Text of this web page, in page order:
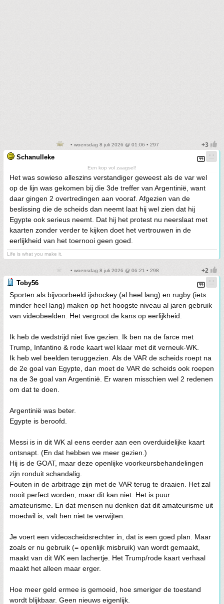
• woensdag 8 juli 2026 @ 01:06 • 297
Schanulleke
Een kop vol zaagsel!
Het was sowieso alleszins verstandiger geweest als de var wel
op de lijn was gekomen bij die 3de treffer van Argentinië, want
daar gingen 2 overtredingen aan vooraf. Afgezien van de
beslissing die de scheids dan neemt laat hij wel zien dat hij
Egypte ook serieus neemt. Dat hij het protest nu neerslaat met
kaarten zonder verder te kijken doet het vertrouwen in de
eerlijkheid van het toernooi geen goed.
Life is what you make it.
• woensdag 8 juli 2026 @ 06:21 • 298
Toby56
Sporten als bijvoorbeeld ijshockey (al heel lang) en rugby (iets
minder heel lang) maken op het hoogste niveau al jaren gebruik
van videobeelden. Het vergroot de kans op eerlijkheid.
Ik heb de wedstrijd niet live gezien. Ik ben na de farce met
Trump, Infantino & rode kaart wel klaar met dit verneuk-WK.
Ik heb wel beelden teruggezien. Als de VAR de scheids roept na
de 2e goal van Egypte, dan moet de VAR de scheids ook roepen
na de 3e goal van Argentinië. Er waren misschien wel 2 redenen
om dat te doen.
Argentinië was beter.
Egypte is beroofd.
Messi is in dit WK al eens eerder aan een overduidelijke kaart
ontsnapt. (En dat hebben we meer gezien.)
Hij is de GOAT, maar deze openlijke voorkeursbehandelingen
zijn ronduit schandalig.
Fouten in de arbitrage zijn met de VAR terug te draaien. Het zal
nooit perfect worden, maar dit kan niet. Het is puur
amateurisme. En dat mensen nu denken dat dit amateurisme uit
moedwil is, valt hen niet te verwijten.
Je voert een videoscheidsrechter in, dat is een goed plan. Maar
zoals er nu gebruik (= openlijk misbruik) van wordt gemaakt,
maakt van dit WK een lachertje. Het Trump/rode kaart verhaal
maakt het alleen maar erger.
Hoe meer geld ermee is gemoeid, hoe smeriger de toestand
wordt blijkbaar. Geen nieuws eigenlijk.